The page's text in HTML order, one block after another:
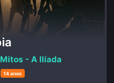
- A Ilíada
14 anos